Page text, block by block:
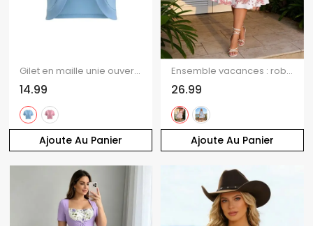
Ajoute Au Panier
Gilet en maille unie ouvert sur le devant
14.99
Ajoute Au Panier
Ensemble vacances : robe mini à bretelles spaghetti imprimée florale et top court uni en dentelle
26.99